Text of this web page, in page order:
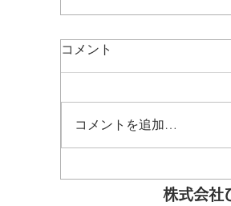
コメント
コメントを追加…
株式会社